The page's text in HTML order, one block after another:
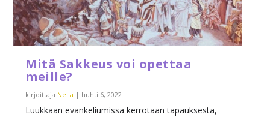
Mitä Sakkeus voi opettaa
meille?
kirjoittaja Nella | huhti 6, 2022
Luukkaan evankeliumissa kerrotaan tapauksesta,